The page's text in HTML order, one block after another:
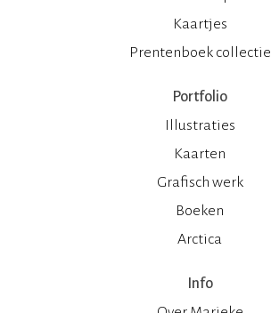
Kaartjes
Prentenboek collectie
Portfolio
Illustraties
Kaarten
Grafisch werk
Boeken
Arctica
Info